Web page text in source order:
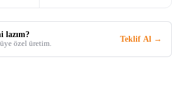
lazım?
özel üretim.
Teklif Al →